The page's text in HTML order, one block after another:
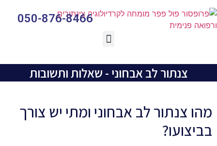
050-876-8466
צנתור לב אבחוני - שאלות ותשובות
מהו צנתור לב אבחוני ומתי יש צורך
בביצועו?